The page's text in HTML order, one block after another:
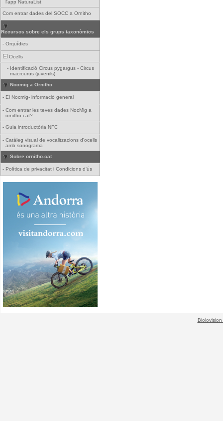
l'app NaturaList
Com entrar dades del SOCC a Ornitho
Recursos sobre els grups taxonòmics
- Orquídies
Ocells
- Identificació Circus pygargus - Circus
macrourus (juvenils)
Nocmig a Ornitho
- El Nocmig- informació general
- Com entrar les teves dades NocMig a
ornitho.cat?
- Guia introductòria NFC
- Catàleg visual de vocalitzacions d'ocells
amb sonograma
Sobre ornitho.cat
- Política de privacitat i Condicions d'ús
Biolovision